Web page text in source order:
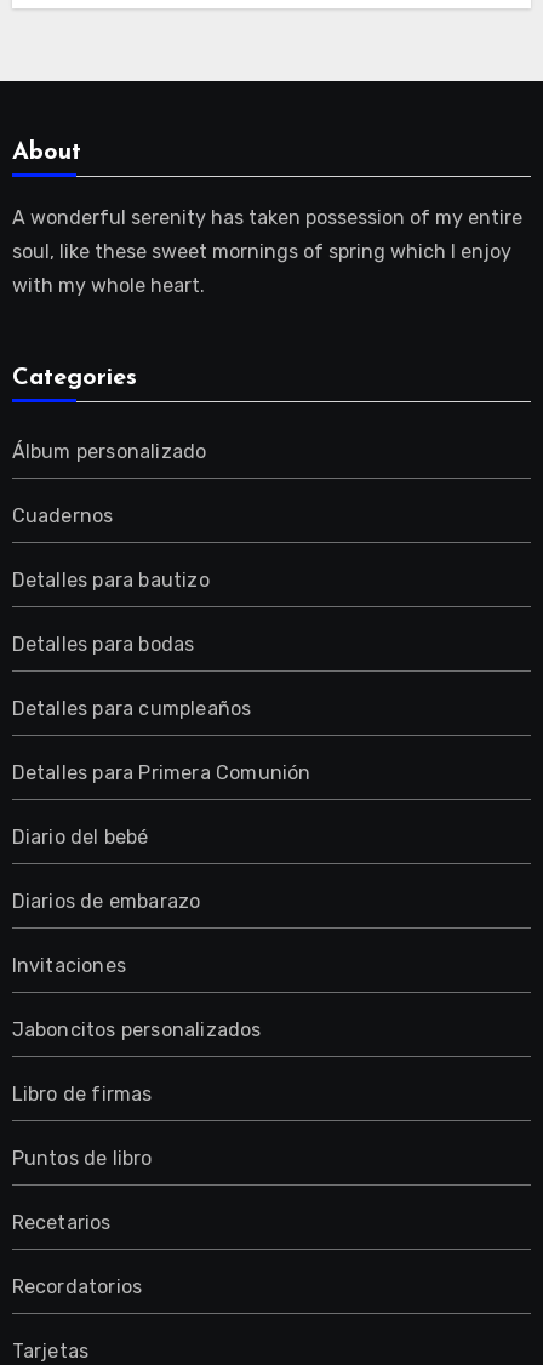
About
A wonderful serenity has taken possession of my entire
soul, like these sweet mornings of spring which I enjoy
with my whole heart.
Categories
Álbum personalizado
Cuadernos
Detalles para bautizo
Detalles para bodas
Detalles para cumpleaños
Detalles para Primera Comunión
Diario del bebé
Diarios de embarazo
Invitaciones
Jaboncitos personalizados
Libro de firmas
Puntos de libro
Recetarios
Recordatorios
Tarjetas